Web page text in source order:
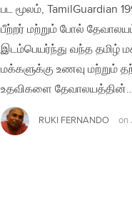
பட மூலம், TamilGuardian
பீற்றர் மற்றும் போல்
இடம்பெயர்ந்து வந்த தமிழ்
மக்களுக்கு உணவு மற்றும்
உதவிகளை
RUKI FERNANDO on